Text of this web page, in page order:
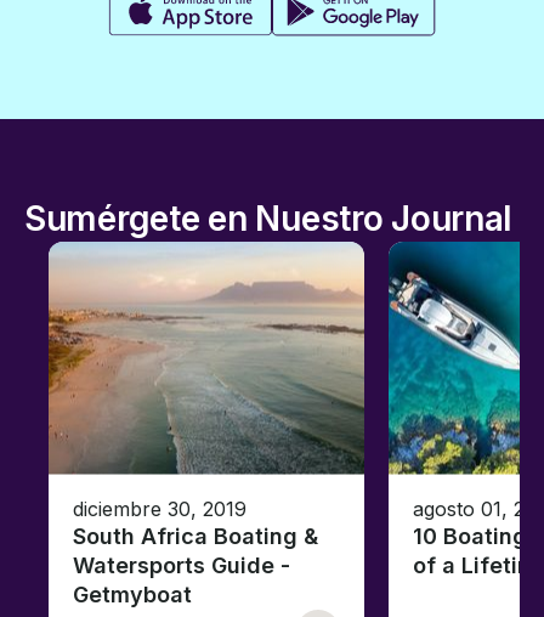
Sumérgete en Nuestro Journal
diciembre 30, 2019
South Africa Boating &
Watersports Guide -
Getmyboat
agosto 01,
10 Boating
of a